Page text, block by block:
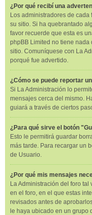
¿Por qué recibí una
Los administradores de
su sitio. Si ha quebrantado
favor recuerde que esta es
phpBB Limited no tiene nada
sitio. Comuníquese con La
porqué fue advertido.
¿Cómo se puede reportar
Si La Administración lo
mensajes cerca del mismo.
guiará a través de ciertos
¿Para qué sirve el botón
Esto le permitirá guardar
más tarde. Para recargar un
de Usuario.
¿Por qué mis mensajes
La Administración del foro
en el foro, en el que estas
revisados antes de
le haya ubicado en un grupo